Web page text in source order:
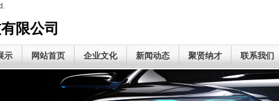
限公司
示 网站首页 企业文化 新闻动态 聚贤纳才 联系我们